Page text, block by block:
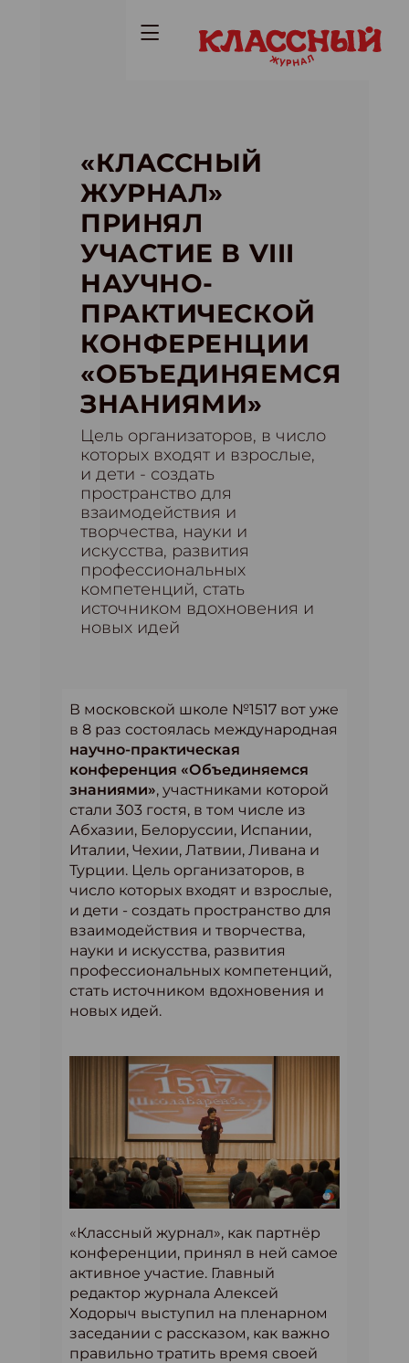
«КЛАССНЫЙ
ЖУРНАЛ»
ПРИНЯЛ
УЧАСТИЕ В VIII
НАУЧНО-
ПРАКТИЧЕСКОЙ
КОНФЕРЕНЦИИ
«ОБЪЕДИНЯЕМСЯ
ЗНАНИЯМИ»
Цель организаторов, в число
которых входят и взрослые,
и дети - создать
пространство для
взаимодействия и
творчества, науки и
искусства, развития
профессиональных
компетенций, стать
источником вдохновения и
новых идей
В московской школе №1517 вот уже
в 8 раз состоялась международная
научно-практическая
конференция «Объединяемся
знаниями», участниками которой
стали 303 гостя, в том числе из
Абхазии, Белоруссии, Испании,
Италии, Чехии, Латвии, Ливана и
Турции. Цель организаторов, в
число которых входят и взрослые,
и дети - создать пространство для
взаимодействия и творчества,
науки и искусства, развития
профессиональных компетенций,
стать источником вдохновения и
новых идей.
«Классный журнал», как партнёр
конференции, принял в ней самое
активное участие. Главный
редактор журнала Алексей
Ходорыч выступил на пленарном
заседании с рассказом, как важно
правильно тратить время своей